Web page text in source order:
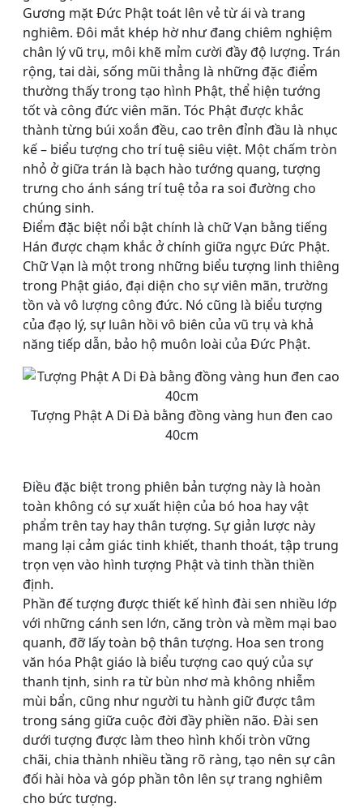
Gương mặt Đức Phật toát lên vẻ từ ái và trang
nghiêm. Đôi mắt khép hờ như đang chiêm nghiệm
chân lý vũ trụ, môi khẽ mỉm cười đầy độ lượng. Trán
rộng, tai dài, sống mũi thẳng là những đặc điểm
thường thấy trong tạo hình Phật, thể hiện tướng
tốt và công đức viên mãn. Tóc Phật được khắc
thành từng búi xoắn đều, cao trên đỉnh đầu là nhục
kế – biểu tượng cho trí tuệ siêu việt. Một chấm tròn
nhỏ ở giữa trán là bạch hào tướng quang, tượng
trưng cho ánh sáng trí tuệ tỏa ra soi đường cho
chúng sinh.
Điểm đặc biệt nổi bật chính là chữ Vạn bằng tiếng
Hán được chạm khắc ở chính giữa ngực Đức Phật.
Chữ Vạn là một trong những biểu tượng linh thiêng
trong Phật giáo, đại diện cho sự viên mãn, trường
tồn và vô lượng công đức. Nó cũng là biểu tượng
của đạo lý, sự luân hồi vô biên của vũ trụ và khả
năng tiếp dẫn, bảo hộ muôn loài của Đức Phật.
Tượng Phật A Di Đà bằng đồng vàng hun đen cao
40cm
Điều đặc biệt trong phiên bản tượng này là hoàn
toàn không có sự xuất hiện của bó hoa hay vật
phẩm trên tay hay thân tượng. Sự giản lược này
mang lại cảm giác tinh khiết, thanh thoát, tập trung
trọn vẹn vào hình tượng Phật và tinh thần thiền
định.
Phần đế tượng được thiết kế hình đài sen nhiều lớp
với những cánh sen lớn, căng tròn và mềm mại bao
quanh, đỡ lấy toàn bộ thân tượng. Hoa sen trong
văn hóa Phật giáo là biểu tượng cao quý của sự
thanh tịnh, sinh ra từ bùn nhơ mà không nhiễm
mùi bẩn, cũng như người tu hành giữ được tâm
trong sáng giữa cuộc đời đầy phiền não. Đài sen
dưới tượng được làm theo hình khối tròn vững
chãi, chia thành nhiều tầng rõ ràng, tạo nên sự cân
đối hài hòa và góp phần tôn lên sự trang nghiêm
cho bức tượng.